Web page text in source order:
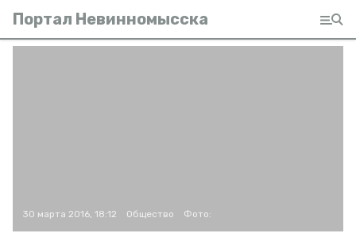
Портал Невинномысска
30 марта 2016, 18:12 Общество Фото: